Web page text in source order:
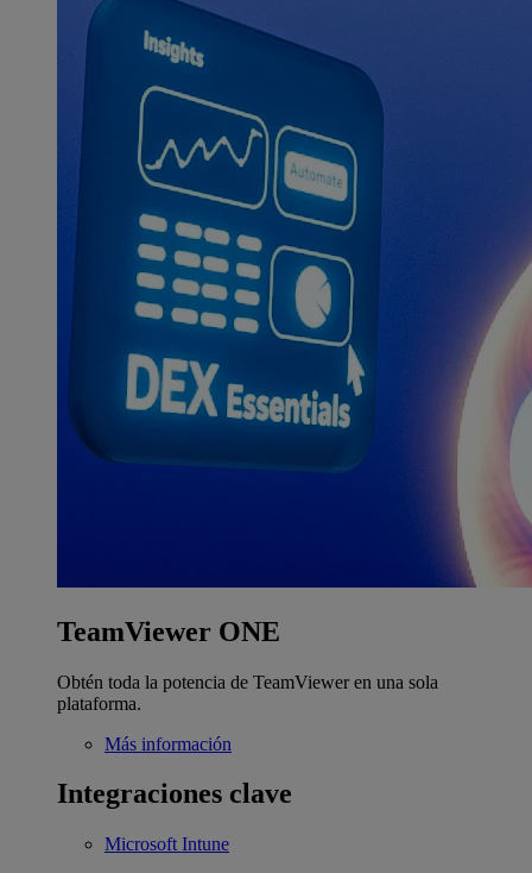
TeamViewer ONE
Obtén toda la potencia de TeamViewer en una sola
plataforma.
Más información
Integraciones clave
Microsoft Intune